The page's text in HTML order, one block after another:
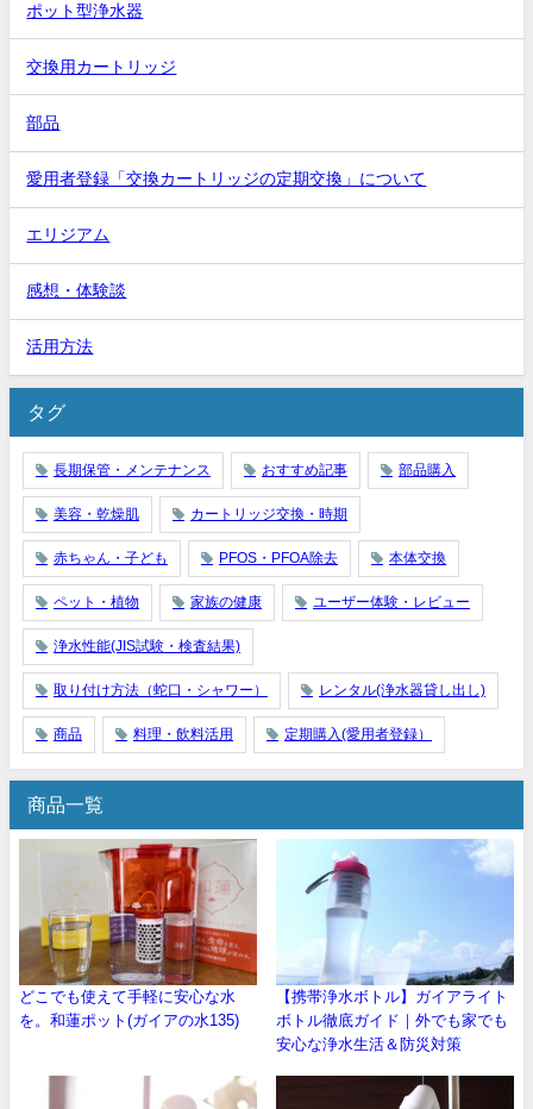
ポット型浄水器
交換用カートリッジ
部品
愛用者登録「交換カートリッジの定期交換」について
エリジアム
感想・体験談
活用方法
タグ
長期保管・メンテナンス おすすめ記事 部品購入
美容・乾燥肌 カートリッジ交換・時期
赤ちゃん・子ども PFOS・PFOA除去 本体交換
ペット・植物 家族の健康 ユーザー体験・レビュー
浄水性能(JIS試験・検査結果)
取り付け方法（蛇口・シャワー） レンタル(浄水器貸し出し)
商品 料理・飲料活用 定期購入(愛用者登録）
商品一覧
どこでも使えて手軽に安心な水
を。和蓮ポット(ガイアの水135)
【携帯浄水ボトル】ガイアライト
ボトル徹底ガイド｜外でも家でも
安心な浄水生活＆防災対策